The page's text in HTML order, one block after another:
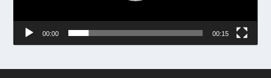
00:00 00:15